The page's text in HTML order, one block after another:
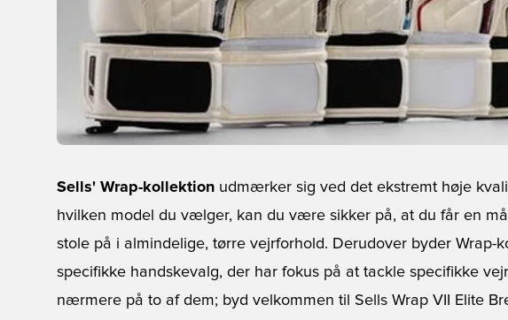
Sells' Wrap-kollektion udmærker sig ved det ekstremt høje
hvilken model du vælger, kan du være sikker på, at du får en
stole på i almindelige, tørre vejrforhold. Derudover byder Wrap-
specifikke handskevalg, der har fokus på at tackle specifikke
nærmere på to af dem; byd velkommen til Sells Wrap VII Elite